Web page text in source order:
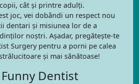
cât și printre adulți.
joc, vei dobândi un respect nou
dentari și misiunea lor de a
noștri. Așadar, pregătește-te
Surgery pentru a porni pe calea
și mai sănătoase!
Dentist